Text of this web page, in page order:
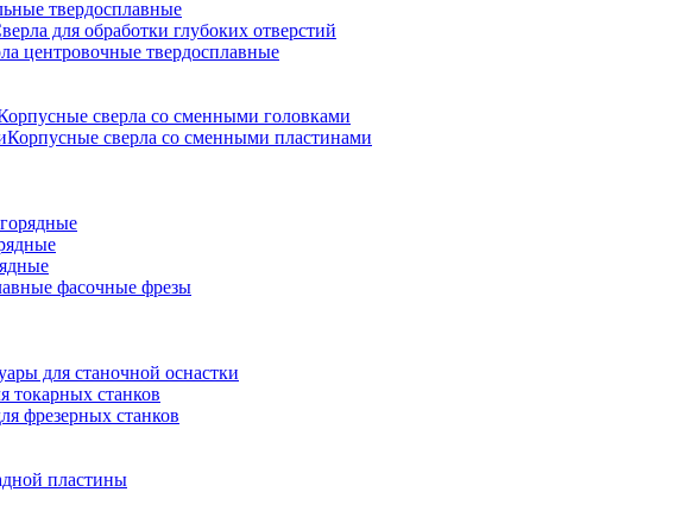
твердосплавные
для обработки глубоких отверстий
центровочные твердосплавные
сверла со сменными головками
Корпусные сверла со сменными пластинами
фасочные фрезы
для станочной оснастки
токарных станков
фрезерных станков
пластины